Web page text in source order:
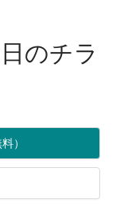
のチラ
）